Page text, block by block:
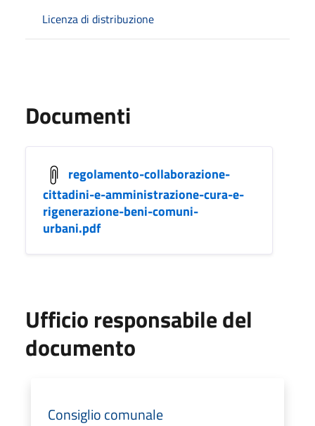
Licenza di distribuzione
Documenti
regolamento-collaborazione-
cittadini-e-amministrazione-cura-e-
rigenerazione-beni-comuni-
urbani.pdf
Ufficio responsabile del
documento
Consiglio comunale